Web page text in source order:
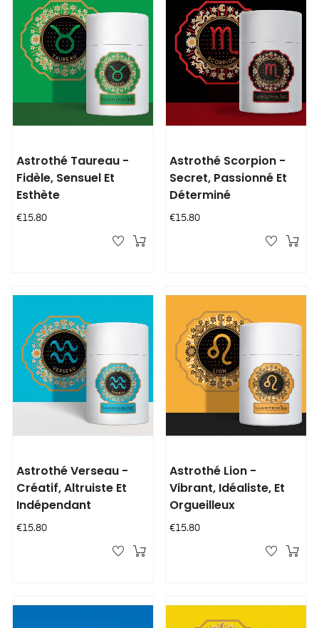
Astrothé Taureau -
Fidèle, Sensuel Et
Esthète
Price
€15.80
Astrothé Scorpion -
Secret, Passionné Et
Déterminé
Price
€15.80
Astrothé Verseau -
Créatif, Altruiste Et
Indépendant
Price
€15.80
Astrothé Lion -
Vibrant, Idéaliste, Et
Orgueilleux
Price
€15.80